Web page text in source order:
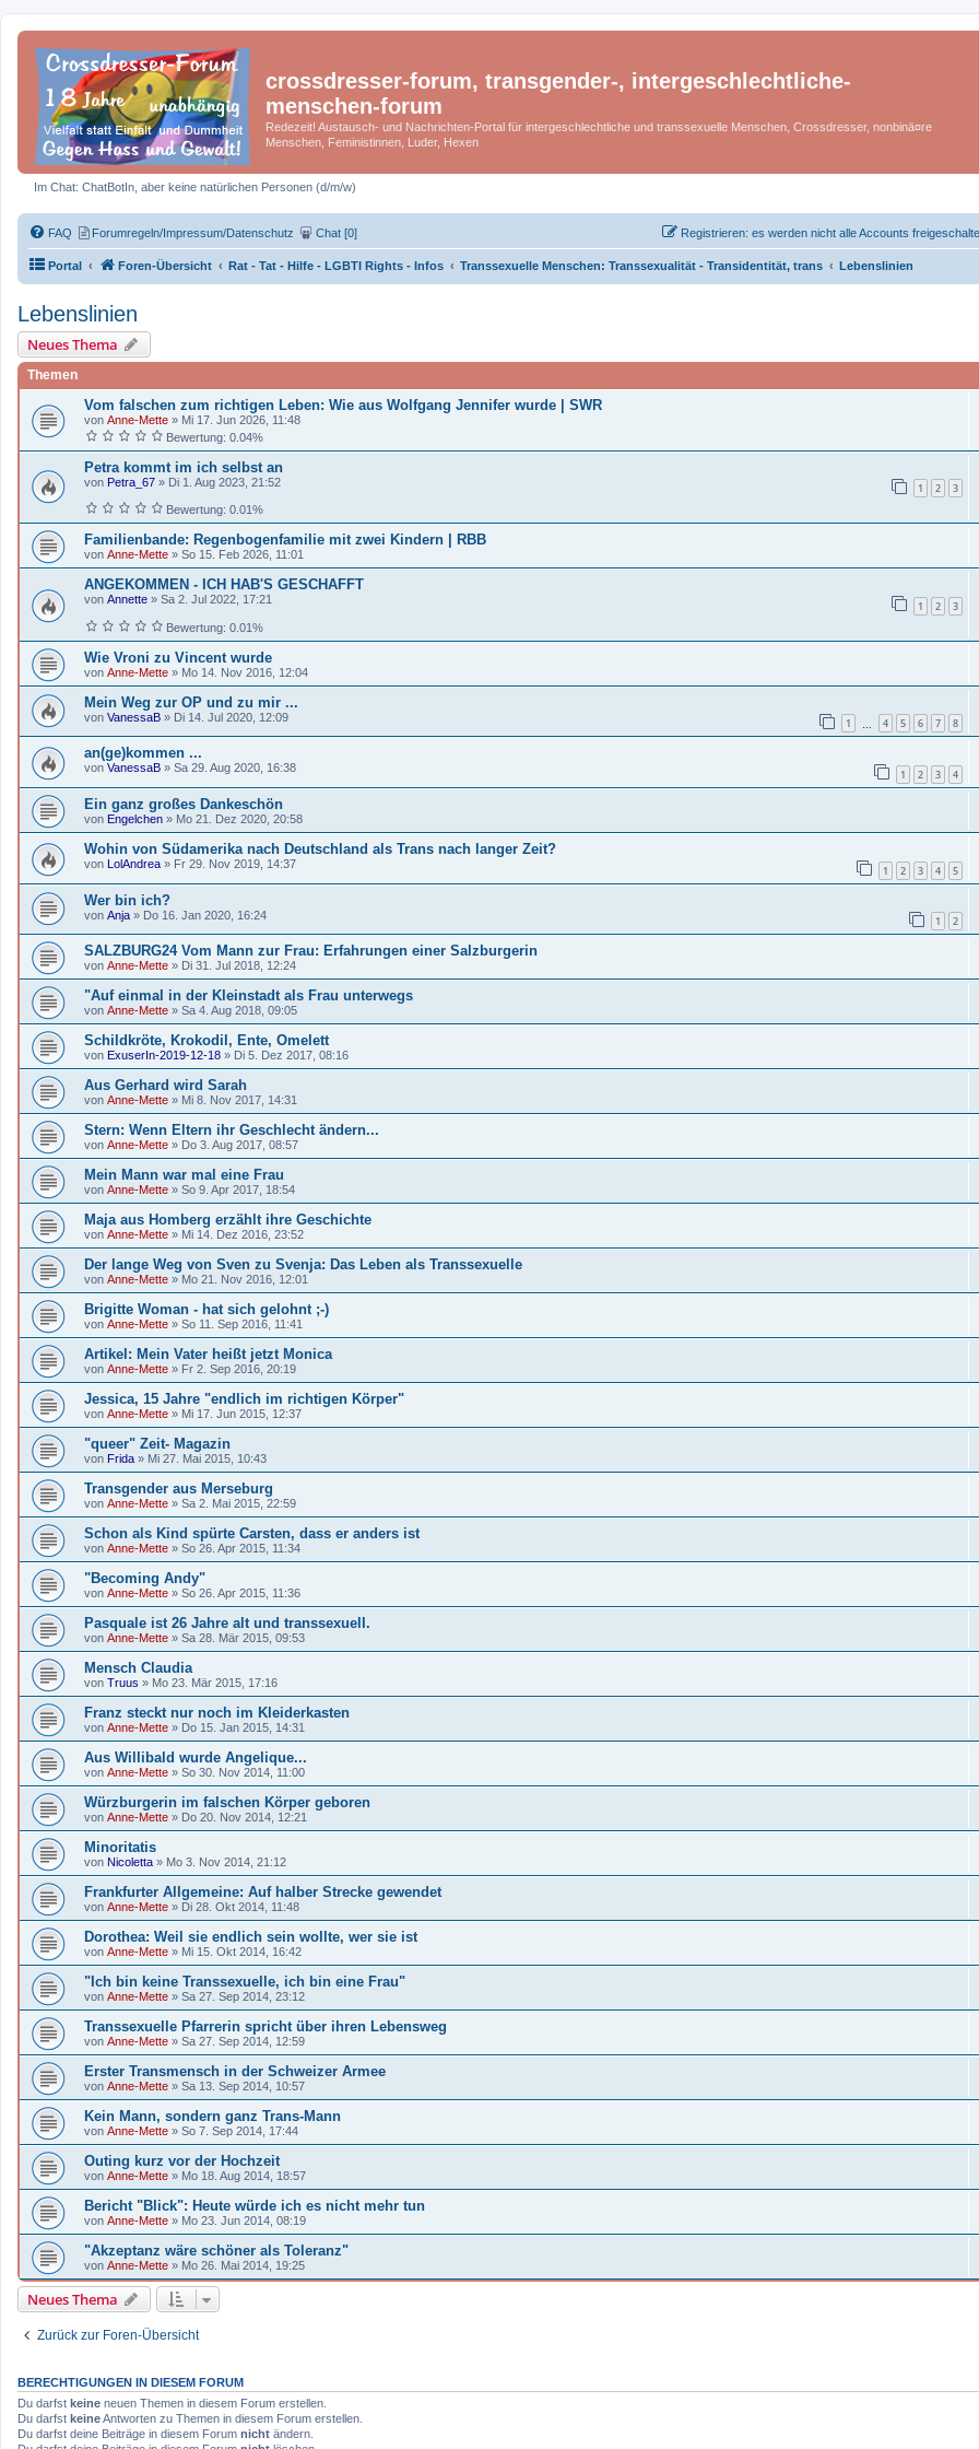
crossdresser-forum, transgender-, intergeschlechtliche-
menschen-forum
Redezeit! Austausch- und Nachrichten-Portal für intergeschlechtliche und transsexuelle Menschen, Crossdresser, nonbinä¤re
Menschen, Feministinnen, Luder, Hexen
Im Chat: ChatBotIn, aber keine natürlichen Personen (d/m/w)
FAQ Forumregeln/Impressum/Datenschutz Chat [0] Registrieren: es werden nicht alle Accounts
Portal Foren-Übersicht Rat - Tat - Hilfe - LGBTI Rights - Infos Transsexuelle Menschen: Transsexualität - Transidentität, trans Lebenslinien
Lebenslinien
Neues Thema
Themen
Vom falschen zum richtigen Leben: Wie aus Wolfgang Jennifer wurde | SWR
von Anne-Mette » Mi 17. Jun 2026, 11:48
Bewertung: 0.04%
Petra kommt im ich selbst an
von Petra_67 » Di 1. Aug 2023, 21:52 1 2 3
Bewertung: 0.01%
Familienbande: Regenbogenfamilie mit zwei Kindern | RBB
von Anne-Mette » So 15. Feb 2026, 11:01
ANGEKOMMEN - ICH HAB'S GESCHAFFT
von Annette » Sa 2. Jul 2022, 17:21 1 2 3
Bewertung: 0.01%
Wie Vroni zu Vincent wurde
von Anne-Mette » Mo 14. Nov 2016, 12:04
Mein Weg zur OP und zu mir ...
von VanessaB » Di 14. Jul 2020, 12:09 1 4 5 6 7 8
an(ge)kommen ...
von VanessaB » Sa 29. Aug 2020, 16:38 1 2 3 4
Ein ganz großes Dankeschön
von Engelchen » Mo 21. Dez 2020, 20:58
Wohin von Südamerika nach Deutschland als Trans nach langer Zeit?
von LolAndrea » Fr 29. Nov 2019, 14:37 1 2 3 4 5
Wer bin ich?
von Anja » Do 16. Jan 2020, 16:24 1 2
SALZBURG24 Vom Mann zur Frau: Erfahrungen einer Salzburgerin
von Anne-Mette » Di 31. Jul 2018, 12:24
"Auf einmal in der Kleinstadt als Frau unterwegs
von Anne-Mette » Sa 4. Aug 2018, 09:05
Schildkröte, Krokodil, Ente, Omelett
von ExuserIn-2019-12-18 » Di 5. Dez 2017, 08:16
Aus Gerhard wird Sarah
von Anne-Mette » Mi 8. Nov 2017, 14:31
Stern: Wenn Eltern ihr Geschlecht ändern...
von Anne-Mette » Do 3. Aug 2017, 08:57
Mein Mann war mal eine Frau
von Anne-Mette » So 9. Apr 2017, 18:54
Maja aus Homberg erzählt ihre Geschichte
von Anne-Mette » Mi 14. Dez 2016, 23:52
Der lange Weg von Sven zu Svenja: Das Leben als Transsexuelle
von Anne-Mette » Mo 21. Nov 2016, 12:01
Brigitte Woman - hat sich gelohnt ;-)
von Anne-Mette » So 11. Sep 2016, 11:41
Artikel: Mein Vater heißt jetzt Monica
von Anne-Mette » Fr 2. Sep 2016, 20:19
Jessica, 15 Jahre "endlich im richtigen Körper"
von Anne-Mette » Mi 17. Jun 2015, 12:37
"queer" Zeit- Magazin
von Frida » Mi 27. Mai 2015, 10:43
Transgender aus Merseburg
von Anne-Mette » Sa 2. Mai 2015, 22:59
Schon als Kind spürte Carsten, dass er anders ist
von Anne-Mette » So 26. Apr 2015, 11:34
"Becoming Andy"
von Anne-Mette » So 26. Apr 2015, 11:36
Pasquale ist 26 Jahre alt und transsexuell.
von Anne-Mette » Sa 28. Mär 2015, 09:53
Mensch Claudia
von Truus » Mo 23. Mär 2015, 17:16
Franz steckt nur noch im Kleiderkasten
von Anne-Mette » Do 15. Jan 2015, 14:31
Aus Willibald wurde Angelique...
von Anne-Mette » So 30. Nov 2014, 11:00
Würzburgerin im falschen Körper geboren
von Anne-Mette » Do 20. Nov 2014, 12:21
Minoritatis
von Nicoletta » Mo 3. Nov 2014, 21:12
Frankfurter Allgemeine: Auf halber Strecke gewendet
von Anne-Mette » Di 28. Okt 2014, 11:48
Dorothea: Weil sie endlich sein wollte, wer sie ist
von Anne-Mette » Mi 15. Okt 2014, 16:42
"Ich bin keine Transsexuelle, ich bin eine Frau"
von Anne-Mette » Sa 27. Sep 2014, 23:12
Transsexuelle Pfarrerin spricht über ihren Lebensweg
von Anne-Mette » Sa 27. Sep 2014, 12:59
Erster Transmensch in der Schweizer Armee
von Anne-Mette » Sa 13. Sep 2014, 10:57
Kein Mann, sondern ganz Trans-Mann
von Anne-Mette » So 7. Sep 2014, 17:44
Outing kurz vor der Hochzeit
von Anne-Mette » Mo 18. Aug 2014, 18:57
Bericht "Blick": Heute würde ich es nicht mehr tun
von Anne-Mette » Mo 23. Jun 2014, 08:19
"Akzeptanz wäre schöner als Toleranz"
von Anne-Mette » Mo 26. Mai 2014, 19:25
Neues Thema
Zurück zur Foren-Übersicht
BERECHTIGUNGEN IN DIESEM FORUM
Du darfst keine neuen Themen in diesem Forum erstellen.
Du darfst keineAntworten zu Themen in diesem Forum erstellen.
Du darfst deine Beiträge in diesem Forum nicht ändern.